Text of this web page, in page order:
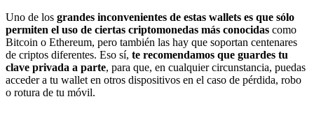
Uno de los grandes inconvenientes de estas wallets es que sólo
permiten el uso de ciertas criptomonedas más conocidas como
Bitcoin o Ethereum, pero también las hay que soportan centenares
de criptos diferentes. Eso sí, te recomendamos que guardes tu
clave privada a parte, para que, en cualquier circunstancia, puedas
acceder a tu wallet en otros dispositivos en el caso de pérdida, robo
o rotura de tu móvil.